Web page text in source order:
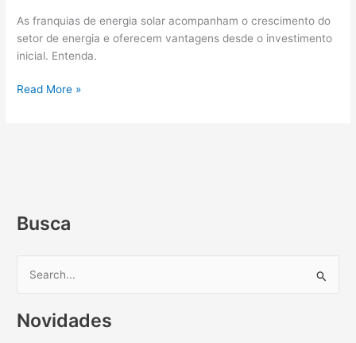
As franquias de energia solar acompanham o crescimento do
setor de energia e oferecem vantagens desde o investimento
inicial. Entenda.
Read More »
Busca
s
Novidades